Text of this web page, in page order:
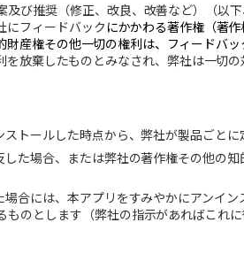
及び推奨（修正、改良、改善など）（以
にフィードバック にかかわる著作権（著
産権その他一切の権利は、フィードバ
を放棄したものとみなされ、弊社は一切
トールした時点から、弊社が製品ごとに
た場合、または弊社の著作権その他の
合には、本アプリをすみやかにアンイ
のとします（弊社の指示があればこれに